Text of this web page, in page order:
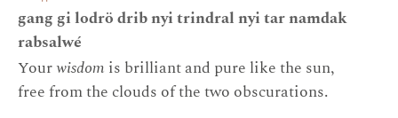
gang gi lodrö drib nyi trindral nyi tar namdak
rabsalwé
Yourwisdom is brilliant and pure like the sun,
free from the clouds of the two obscurations.